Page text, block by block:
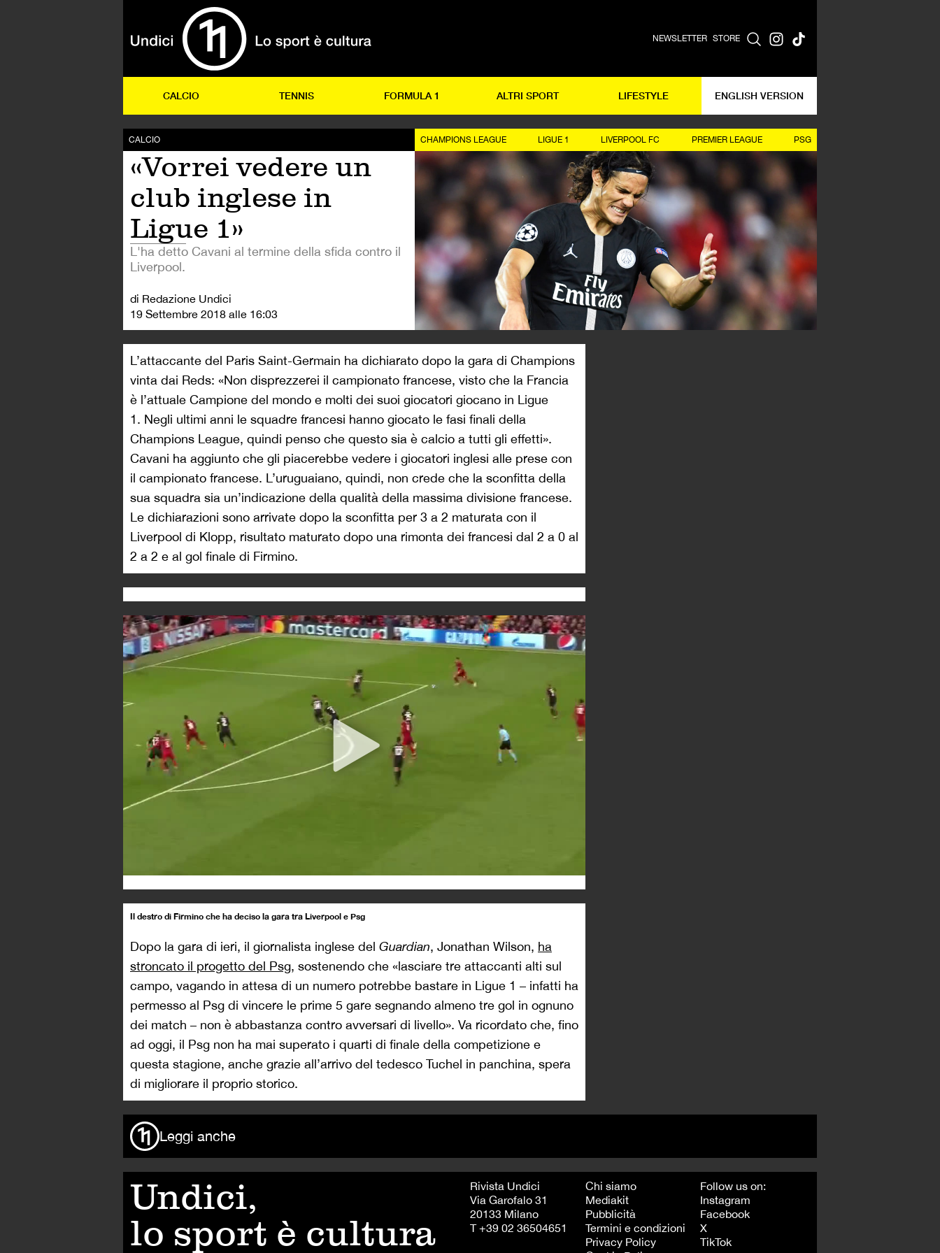
NEWSLETTER STORE
CALCIO TENNIS FORMULA 1 ALTRI SPORT LIFESTYLE ENGLISH VERSION
CALCIO
«Vorrei vedere un
club inglese in
Ligue 1»
L'ha detto Cavani al termine della sfida contro il
Liverpool.
di Redazione Undici
19 Settembre 2018 alle 16:03
CHAMPIONS LEAGUE LIGUE 1 LIVERPOOL FC PREMIER LEAGUE PSG
L’attaccante del Paris Saint-Germain ha dichiarato dopo la gara di Champions
vinta dai Reds: «Non disprezzerei il campionato francese, visto che la Francia
è l’attuale Campione del mondo e molti dei suoi giocatori giocano in Ligue
1. Negli ultimi anni le squadre francesi hanno giocato le fasi finali della
Champions League, quindi penso che questo sia è calcio a tutti gli effetti».
Cavani ha aggiunto che gli piacerebbe vedere i giocatori inglesi alle prese con
il campionato francese. L’uruguaiano, quindi, non crede che la sconfitta della
sua squadra sia un’indicazione della qualità della massima divisione francese.
Le dichiarazioni sono arrivate dopo la sconfitta per 3 a 2 maturata con il
Liverpool di Klopp, risultato maturato dopo una rimonta dei francesi dal 2 a 0 al
2 a 2 e al gol finale di Firmino.
Il destro di Firmino che ha deciso la gara tra Liverpool e Psg
Dopo la gara di ieri, il giornalista inglese del Guardian, Jonathan Wilson, ha
stroncato il progetto del Psg, sostenendo che «lasciare tre attaccanti alti sul
campo, vagando in attesa di un numero potrebbe bastare in Ligue 1 – infatti ha
permesso al Psg di vincere le prime 5 gare segnando almeno tre gol in ognuno
dei match – non è abbastanza contro avversari di livello». Va ricordato che, fino
ad oggi, il Psg non ha mai superato i quarti di finale della competizione e
questa stagione, anche grazie all’arrivo del tedesco Tuchel in panchina, spera
di migliorare il proprio storico.
Leggi anche
Undici,
lo sport è cultura
Rivista Undici
Via Garofalo 31
20133 Milano
T +39 02 36504651
Chi siamo
Mediakit
Pubblicità
Termini e condizioni
Privacy Policy
Follow us on:
Instagram
Facebook
X
TikTok